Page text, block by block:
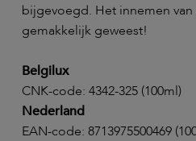
bijgevoegd. Het innemen
gemakkelijk geweest!
Belgilux
CNK-code: 4342-325 (100ml)
Nederland
EAN-code: 8713975500469